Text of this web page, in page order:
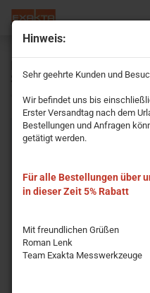
Hinweis:
Sehr geehrte Kunden und
Wir befindet uns bis
Erster Versandtag nach dem
Bestellungen und Anfragen
getätigt werden.
Für alle Bestellungen über
in dieser Zeit 5% Rabatt
Mit freundlichen Grüßen
Roman Lenk
Team Exakta Messwerkzeuge
Standrahmen